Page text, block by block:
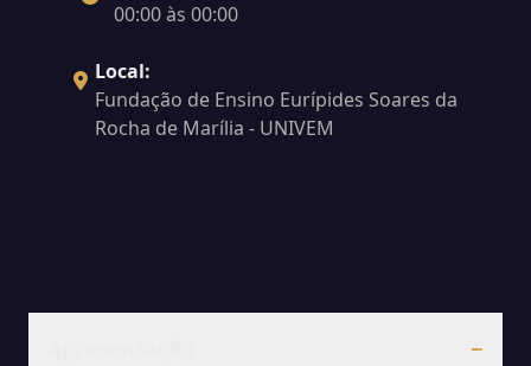
00:00 às 00:00
Local:
Fundação de Ensino Eurípides Soares da
Rocha de Marília - UNIVEM
−